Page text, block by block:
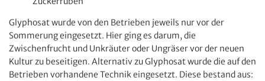
Glyphosat wurde von den Betrieben jeweils nur vor der
Sommerung eingesetzt. Hier ging es darum, die
Zwischenfrucht und Unkräuter oder Ungräser vor der neuen
Kultur zu beseitigen. Alternativ zu Glyphosat wurde die auf den
Betrieben vorhandene Technik eingesetzt. Diese bestand aus: